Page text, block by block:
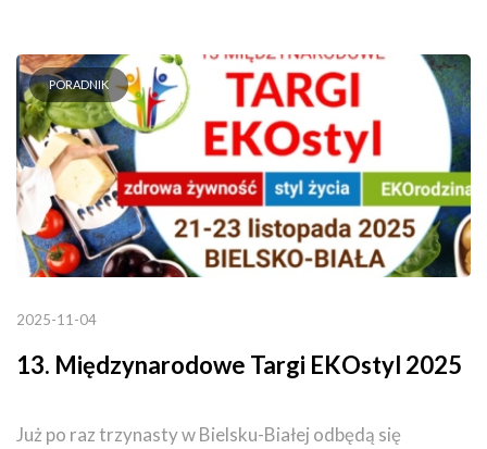
PORADNIK
2025-11-04
13. Międzynarodowe Targi EKOstyl 2025
Już po raz trzynasty w Bielsku-Białej odbędą się